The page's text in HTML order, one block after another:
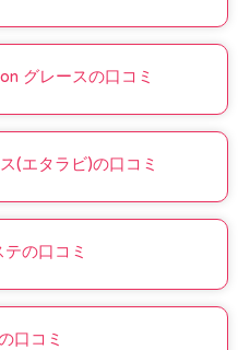
グレースの口コミ
(エタラビ)の口コミ
の口コミ
口コミ